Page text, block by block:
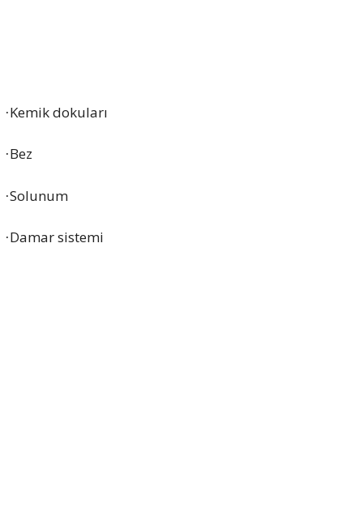
·Kemik dokuları
·Bez
·Solunum
·Damar sistemi